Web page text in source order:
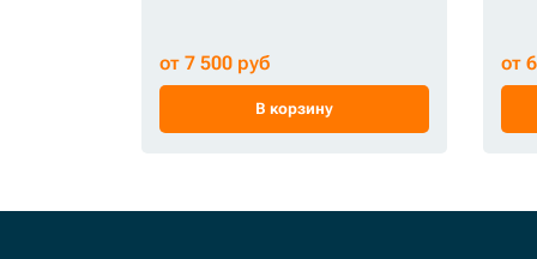
от 7 500 руб
В корзину
от